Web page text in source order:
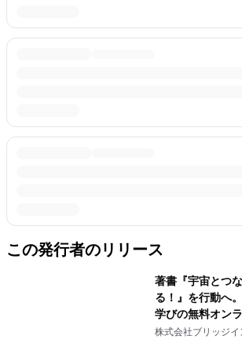
この発行者のリリース
著書『宇宙とつ
る！』を行動へ
学びの無料オン
銀行フェス」開
株式会社ブリッジ